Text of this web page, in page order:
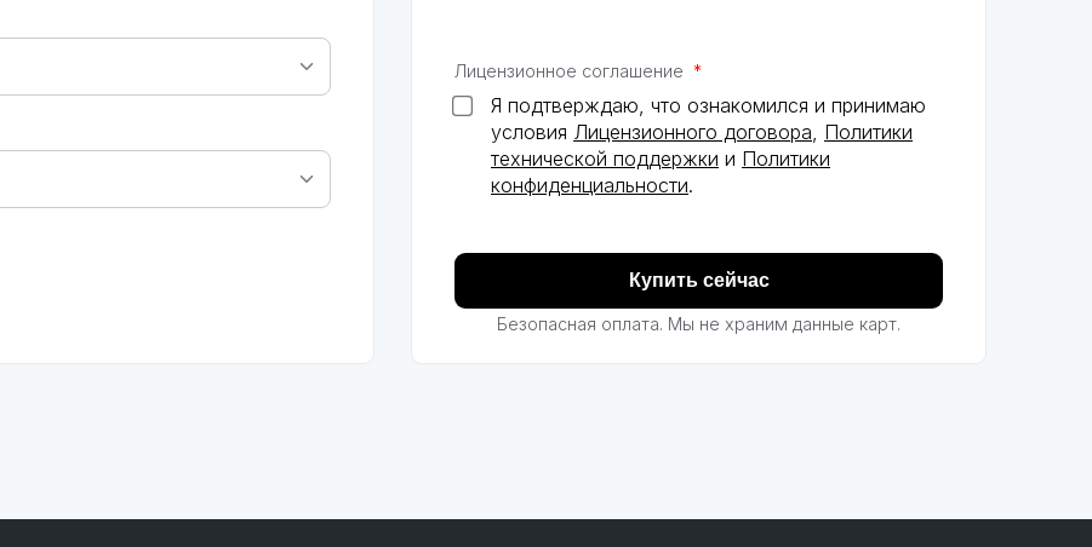
Лицензионное соглашение *
Я подтверждаю, что ознакомился и принимаю
условия Лицензионного договора, Политики
технической поддержки и Политики
конфиденциальности.
Безопасная оплата. Мы не храним данные карт.